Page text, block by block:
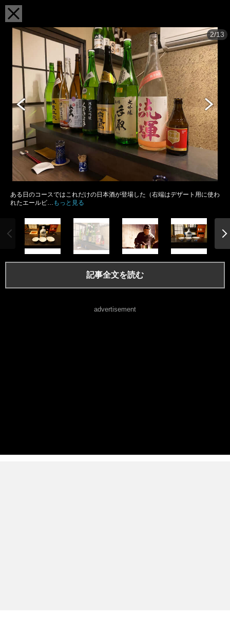
2/13
ある日のコースではこれだけの日本酒が登場した（右端はデザート用に使わ
れたエールビ…
もっと見る
記事全文を読む
advertisement